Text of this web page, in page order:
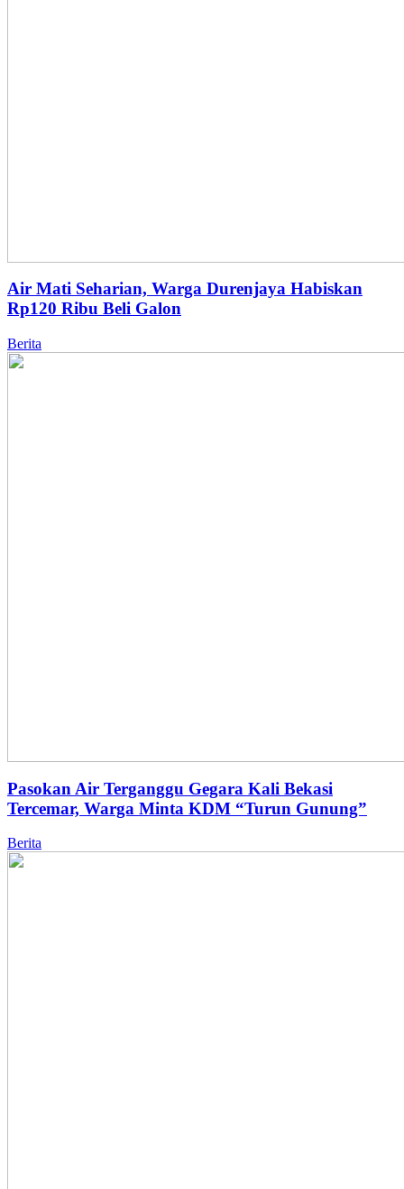
Air Mati Seharian, Warga Durenjaya Habiskan
Rp120 Ribu Beli Galon
Berita
Pasokan Air Terganggu Gegara Kali Bekasi
Tercemar, Warga Minta KDM “Turun Gunung”
Berita